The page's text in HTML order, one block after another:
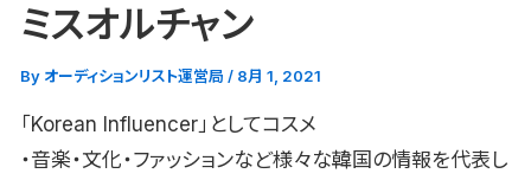
ミスオルチャン
By オーディションリスト運営局 / 8月 1, 2021
「Korean Influencer」としてコスメ
・音楽・文化・ファッションなど様々な韓国の情報を代表し